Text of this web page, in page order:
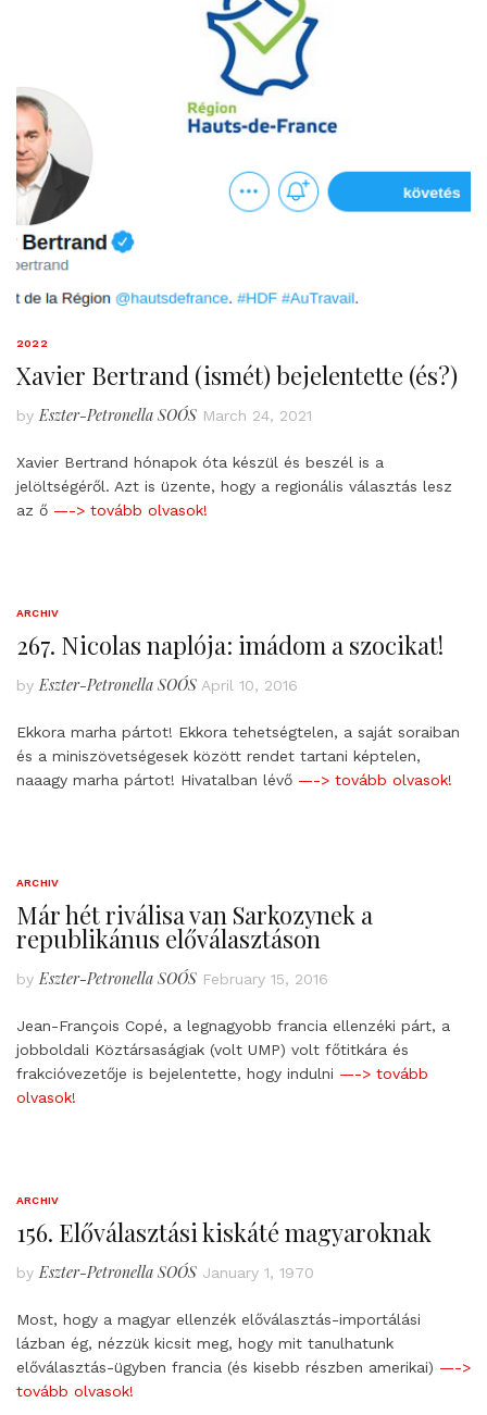
2022
Xavier Bertrand (ismét) bejelentette (és?)
byEszter-Petronella SOÓS March 24, 2021
Xavier Bertrand hónapok óta készül és beszél is a
jelöltségéről. Azt is üzente, hogy a regionális választás lesz
az ő —-> tovább olvasok!
ARCHIV
267. Nicolas naplója: imádom a szocikat!
byEszter-Petronella SOÓS April 10, 2016
Ekkora marha pártot! Ekkora tehetségtelen, a saját soraiban
és a miniszövetségesek között rendet tartani képtelen,
naaagy marha pártot! Hivatalban lévő —-> tovább olvasok!
ARCHIV
Már hét riválisa van Sarkozynek a
republikánus előválasztáson
byEszter-Petronella SOÓS February 15, 2016
Jean-François Copé, a legnagyobb francia ellenzéki párt, a
jobboldali Köztársaságiak (volt UMP) volt főtitkára és
frakcióvezetője is bejelentette, hogy indulni —-> tovább
olvasok!
ARCHIV
156. Előválasztási kiskáté magyaroknak
byEszter-Petronella SOÓS January 1, 1970
Most, hogy a magyar ellenzék előválasztás-importálási
lázban ég, nézzük kicsit meg, hogy mit tanulhatunk
előválasztás-ügyben francia (és kisebb részben amerikai) —->
tovább olvasok!